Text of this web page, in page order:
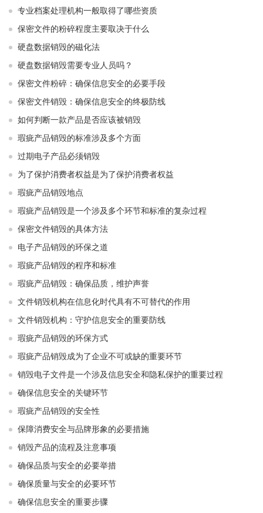
专业档案处理机构一般取得了哪些资质
保密文件的粉碎程度主要取决于什么
硬盘数据销毁的磁化法
硬盘数据销毁需要专业人员吗？
保密文件粉碎：确保信息安全的必要手段
保密文件销毁：确保信息安全的终极防线
如何判断一款产品是否应该被销毁
瑕疵产品销毁的标准涉及多个方面
过期电子产品必须销毁
为了保护消费者权益是为了保护消费者权益
瑕疵产品销毁地点
瑕疵产品销毁是一个涉及多个环节和标准的复杂过程
保密文件销毁的具体方法
电子产品销毁的环保之道
瑕疵产品销毁的程序和标准
瑕疵产品销毁：确保品质，维护声誉
文件销毁机构在信息化时代具有不可替代的作用
文件销毁机构：守护信息安全的重要防线
瑕疵产品销毁的环保方式
瑕疵产品销毁成为了企业不可或缺的重要环节
销毁电子文件是一个涉及信息安全和隐私保护的重要过程
确保信息安全的关键环节
瑕疵产品销毁的安全性
保障消费安全与品牌形象的必要措施
销毁产品的流程及注意事项
确保品质与安全的必要举措
确保质量与安全的必要环节
确保信息安全的重要步骤